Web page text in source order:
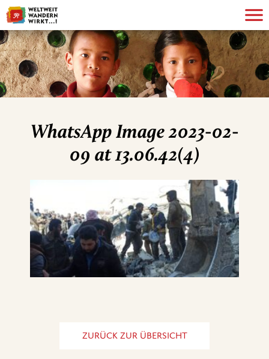
WhatsApp Image 2023-02-
09 at 13.06.42(4)
ZURÜCK ZUR ÜBERSICHT